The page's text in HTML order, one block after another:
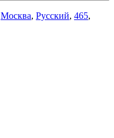
Москва, Русский, 465,